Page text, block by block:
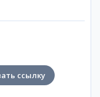
ссылку